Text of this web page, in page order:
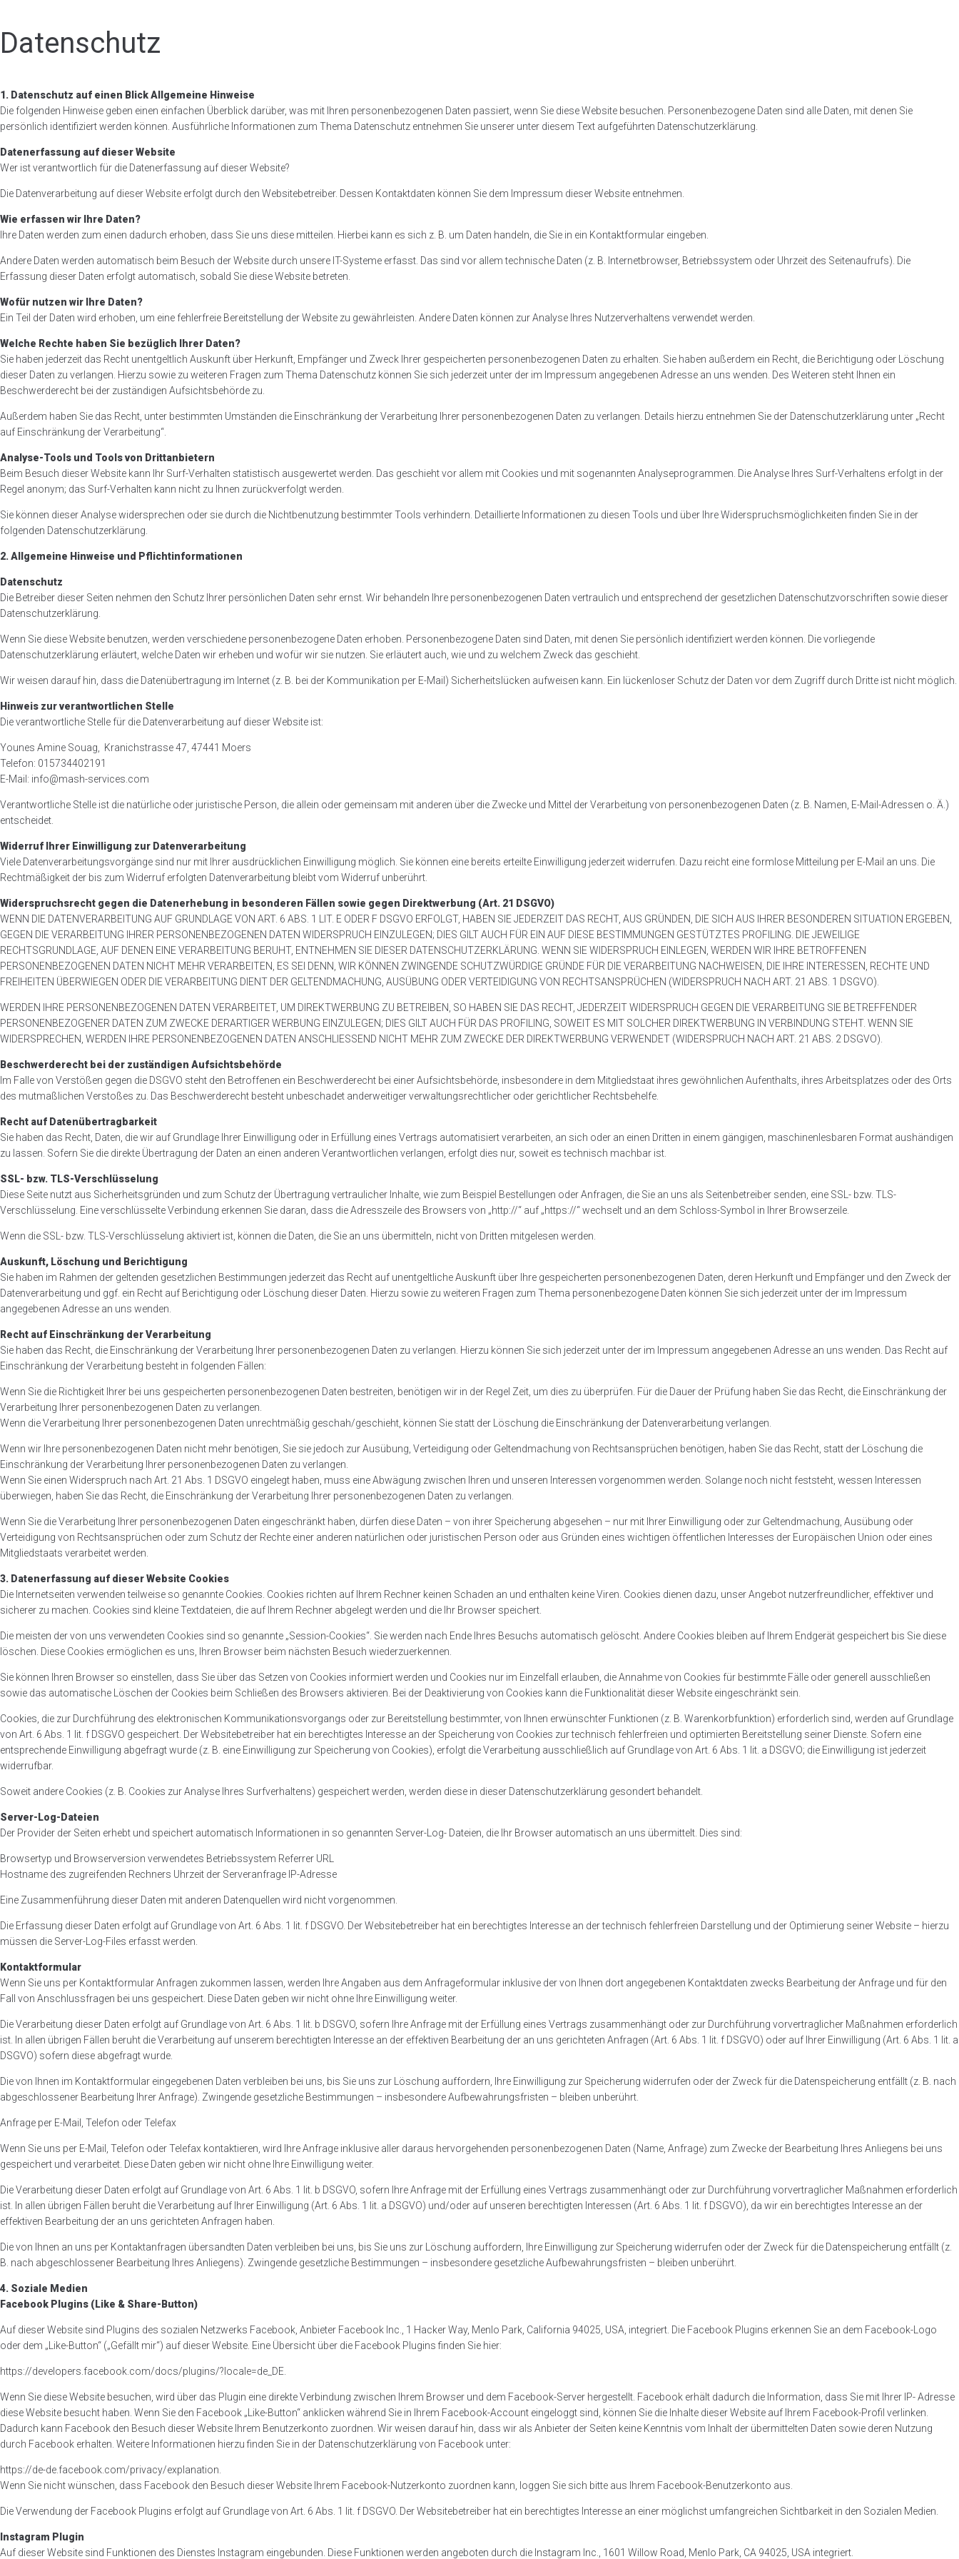
Datenschutz
1. Datenschutz auf einen Blick Allgemeine Hinweise
Die folgenden Hinweise geben einen einfachen Überblick darüber, was mit Ihren personenbezogenen Daten passiert, wenn Sie diese Website besuchen. Personenbezogene Daten sind alle Daten, mit denen Sie
persönlich identifiziert werden können. Ausführliche Informationen zum Thema Datenschutz entnehmen Sie unserer unter diesem Text aufgeführten Datenschutzerklärung.
Datenerfassung auf dieser Website
Wer ist verantwortlich für die Datenerfassung auf dieser Website?
Die Datenverarbeitung auf dieser Website erfolgt durch den Websitebetreiber. Dessen Kontaktdaten können Sie dem Impressum dieser Website entnehmen.
Wie erfassen wir Ihre Daten?
Ihre Daten werden zum einen dadurch erhoben, dass Sie uns diese mitteilen. Hierbei kann es sich z. B. um Daten handeln, die Sie in ein Kontaktformular eingeben.
Andere Daten werden automatisch beim Besuch der Website durch unsere IT-Systeme erfasst. Das sind vor allem technische Daten (z. B. Internetbrowser, Betriebssystem oder Uhrzeit des Seitenaufrufs). Die
Erfassung dieser Daten erfolgt automatisch, sobald Sie diese Website betreten.
Wofür nutzen wir Ihre Daten?
Ein Teil der Daten wird erhoben, um eine fehlerfreie Bereitstellung der Website zu gewährleisten. Andere Daten können zur Analyse Ihres Nutzerverhaltens verwendet werden.
Welche Rechte haben Sie bezüglich Ihrer Daten?
Sie haben jederzeit das Recht unentgeltlich Auskunft über Herkunft, Empfänger und Zweck Ihrer gespeicherten personenbezogenen Daten zu erhalten. Sie haben außerdem ein Recht, die Berichtigung oder Löschung
dieser Daten zu verlangen. Hierzu sowie zu weiteren Fragen zum Thema Datenschutz können Sie sich jederzeit unter der im Impressum angegebenen Adresse an uns wenden. Des Weiteren steht Ihnen ein
Beschwerderecht bei der zuständigen Aufsichtsbehörde zu.
Außerdem haben Sie das Recht, unter bestimmten Umständen die Einschränkung der Verarbeitung Ihrer personenbezogenen Daten zu verlangen. Details hierzu entnehmen Sie der Datenschutzerklärung unter „Recht
auf Einschränkung der Verarbeitung“.
Analyse-Tools und Tools von Drittanbietern
Beim Besuch dieser Website kann Ihr Surf-Verhalten statistisch ausgewertet werden. Das geschieht vor allem mit Cookies und mit sogenannten Analyseprogrammen. Die Analyse Ihres Surf-Verhaltens erfolgt in der
Regel anonym; das Surf-Verhalten kann nicht zu Ihnen zurückverfolgt werden.
Sie können dieser Analyse widersprechen oder sie durch die Nichtbenutzung bestimmter Tools verhindern. Detaillierte Informationen zu diesen Tools und über Ihre Widerspruchsmöglichkeiten finden Sie in der
folgenden Datenschutzerklärung.
2. Allgemeine Hinweise und Pflichtinformationen
Datenschutz
Die Betreiber dieser Seiten nehmen den Schutz Ihrer persönlichen Daten sehr ernst. Wir behandeln Ihre personenbezogenen Daten vertraulich und entsprechend der gesetzlichen Datenschutzvorschriften sowie dieser
Datenschutzerklärung.
Wenn Sie diese Website benutzen, werden verschiedene personenbezogene Daten erhoben. Personenbezogene Daten sind Daten, mit denen Sie persönlich identifiziert werden können. Die vorliegende
Datenschutzerklärung erläutert, welche Daten wir erheben und wofür wir sie nutzen. Sie erläutert auch, wie und zu welchem Zweck das geschieht.
Wir weisen darauf hin, dass die Datenübertragung im Internet (z. B. bei der Kommunikation per E-Mail) Sicherheitslücken aufweisen kann. Ein lückenloser Schutz der Daten vor dem Zugriff durch Dritte ist nicht möglich.
Hinweis zur verantwortlichen Stelle
Die verantwortliche Stelle für die Datenverarbeitung auf dieser Website ist:
Younes Amine Souag, Kranichstrasse 47, 47441 Moers
Telefon: 015734402191
E-Mail: info@mash-services.com
Verantwortliche Stelle ist die natürliche oder juristische Person, die allein oder gemeinsam mit anderen über die Zwecke und Mittel der Verarbeitung von personenbezogenen Daten (z. B. Namen, E-Mail-Adressen o. Ä.)
entscheidet.
Widerruf Ihrer Einwilligung zur Datenverarbeitung
Viele Datenverarbeitungsvorgänge sind nur mit Ihrer ausdrücklichen Einwilligung möglich. Sie können eine bereits erteilte Einwilligung jederzeit widerrufen. Dazu reicht eine formlose Mitteilung per E-Mail an uns. Die
Rechtmäßigkeit der bis zum Widerruf erfolgten Datenverarbeitung bleibt vom Widerruf unberührt.
Widerspruchsrecht gegen die Datenerhebung in besonderen Fällen sowie gegen Direktwerbung (Art. 21 DSGVO)
WENN DIE DATENVERARBEITUNG AUF GRUNDLAGE VON ART. 6 ABS. 1 LIT. E ODER F DSGVO ERFOLGT, HABEN SIE JEDERZEIT DAS RECHT, AUS GRÜNDEN, DIE SICH AUS IHRER BESONDEREN SITUATION ERGEBEN,
GEGEN DIE VERARBEITUNG IHRER PERSONENBEZOGENEN DATEN WIDERSPRUCH EINZULEGEN; DIES GILT AUCH FÜR EIN AUF DIESE BESTIMMUNGEN GESTÜTZTES PROFILING. DIE JEWEILIGE
RECHTSGRUNDLAGE, AUF DENEN EINE VERARBEITUNG BERUHT, ENTNEHMEN SIE DIESER DATENSCHUTZERKLÄRUNG. WENN SIE WIDERSPRUCH EINLEGEN, WERDEN WIR IHRE BETROFFENEN
PERSONENBEZOGENEN DATEN NICHT MEHR VERARBEITEN, ES SEI DENN, WIR KÖNNEN ZWINGENDE SCHUTZWÜRDIGE GRÜNDE FÜR DIE VERARBEITUNG NACHWEISEN, DIE IHRE INTERESSEN, RECHTE UND
FREIHEITEN ÜBERWIEGEN ODER DIE VERARBEITUNG DIENT DER GELTENDMACHUNG, AUSÜBUNG ODER VERTEIDIGUNG VON RECHTSANSPRÜCHEN (WIDERSPRUCH NACH ART. 21 ABS. 1 DSGVO).
WERDEN IHRE PERSONENBEZOGENEN DATEN VERARBEITET, UM DIREKTWERBUNG ZU BETREIBEN, SO HABEN SIE DAS RECHT, JEDERZEIT WIDERSPRUCH GEGEN DIE VERARBEITUNG SIE BETREFFENDER
PERSONENBEZOGENER DATEN ZUM ZWECKE DERARTIGER WERBUNG EINZULEGEN; DIES GILT AUCH FÜR DAS PROFILING, SOWEIT ES MIT SOLCHER DIREKTWERBUNG IN VERBINDUNG STEHT. WENN SIE
WIDERSPRECHEN, WERDEN IHRE PERSONENBEZOGENEN DATEN ANSCHLIESSEND NICHT MEHR ZUM ZWECKE DER DIREKTWERBUNG VERWENDET (WIDERSPRUCH NACH ART. 21 ABS. 2 DSGVO).
Beschwerderecht bei der zuständigen Aufsichtsbehörde
Im Falle von Verstößen gegen die DSGVO steht den Betroffenen ein Beschwerderecht bei einer Aufsichtsbehörde, insbesondere in dem Mitgliedstaat ihres gewöhnlichen Aufenthalts, ihres Arbeitsplatzes oder des Orts
des mutmaßlichen Verstoßes zu. Das Beschwerderecht besteht unbeschadet anderweitiger verwaltungsrechtlicher oder gerichtlicher Rechtsbehelfe.
Recht auf Datenübertragbarkeit
Sie haben das Recht, Daten, die wir auf Grundlage Ihrer Einwilligung oder in Erfüllung eines Vertrags automatisiert verarbeiten, an sich oder an einen Dritten in einem gängigen, maschinenlesbaren Format aushändigen
zu lassen. Sofern Sie die direkte Übertragung der Daten an einen anderen Verantwortlichen verlangen, erfolgt dies nur, soweit es technisch machbar ist.
SSL- bzw. TLS-Verschlüsselung
Diese Seite nutzt aus Sicherheitsgründen und zum Schutz der Übertragung vertraulicher Inhalte, wie zum Beispiel Bestellungen oder Anfragen, die Sie an uns als Seitenbetreiber senden, eine SSL- bzw. TLS-
Verschlüsselung. Eine verschlüsselte Verbindung erkennen Sie daran, dass die Adresszeile des Browsers von „http://“ auf „https://“ wechselt und an dem Schloss-Symbol in Ihrer Browserzeile.
Wenn die SSL- bzw. TLS-Verschlüsselung aktiviert ist, können die Daten, die Sie an uns übermitteln, nicht von Dritten mitgelesen werden.
Auskunft, Löschung und Berichtigung
Sie haben im Rahmen der geltenden gesetzlichen Bestimmungen jederzeit das Recht auf unentgeltliche Auskunft über Ihre gespeicherten personenbezogenen Daten, deren Herkunft und Empfänger und den Zweck der
Datenverarbeitung und ggf. ein Recht auf Berichtigung oder Löschung dieser Daten. Hierzu sowie zu weiteren Fragen zum Thema personenbezogene Daten können Sie sich jederzeit unter der im Impressum
angegebenen Adresse an uns wenden.
Recht auf Einschränkung der Verarbeitung
Sie haben das Recht, die Einschränkung der Verarbeitung Ihrer personenbezogenen Daten zu verlangen. Hierzu können Sie sich jederzeit unter der im Impressum angegebenen Adresse an uns wenden. Das Recht auf
Einschränkung der Verarbeitung besteht in folgenden Fällen:
Wenn Sie die Richtigkeit Ihrer bei uns gespeicherten personenbezogenen Daten bestreiten, benötigen wir in der Regel Zeit, um dies zu überprüfen. Für die Dauer der Prüfung haben Sie das Recht, die Einschränkung der
Verarbeitung Ihrer personenbezogenen Daten zu verlangen.
Wenn die Verarbeitung Ihrer personenbezogenen Daten unrechtmäßig geschah/geschieht, können Sie statt der Löschung die Einschränkung der Datenverarbeitung verlangen.
Wenn wir Ihre personenbezogenen Daten nicht mehr benötigen, Sie sie jedoch zur Ausübung, Verteidigung oder Geltendmachung von Rechtsansprüchen benötigen, haben Sie das Recht, statt der Löschung die
Einschränkung der Verarbeitung Ihrer personenbezogenen Daten zu verlangen.
Wenn Sie einen Widerspruch nach Art. 21 Abs. 1 DSGVO eingelegt haben, muss eine Abwägung zwischen Ihren und unseren Interessen vorgenommen werden. Solange noch nicht feststeht, wessen Interessen
überwiegen, haben Sie das Recht, die Einschränkung der Verarbeitung Ihrer personenbezogenen Daten zu verlangen.
Wenn Sie die Verarbeitung Ihrer personenbezogenen Daten eingeschränkt haben, dürfen diese Daten – von ihrer Speicherung abgesehen – nur mit Ihrer Einwilligung oder zur Geltendmachung, Ausübung oder
Verteidigung von Rechtsansprüchen oder zum Schutz der Rechte einer anderen natürlichen oder juristischen Person oder aus Gründen eines wichtigen öffentlichen Interesses der Europäischen Union oder eines
Mitgliedstaats verarbeitet werden.
3. Datenerfassung auf dieser Website Cookies
Die Internetseiten verwenden teilweise so genannte Cookies. Cookies richten auf Ihrem Rechner keinen Schaden an und enthalten keine Viren. Cookies dienen dazu, unser Angebot nutzerfreundlicher, effektiver und
sicherer zu machen. Cookies sind kleine Textdateien, die auf Ihrem Rechner abgelegt werden und die Ihr Browser speichert.
Die meisten der von uns verwendeten Cookies sind so genannte „Session-Cookies“. Sie werden nach Ende Ihres Besuchs automatisch gelöscht. Andere Cookies bleiben auf Ihrem Endgerät gespeichert bis Sie diese
löschen. Diese Cookies ermöglichen es uns, Ihren Browser beim nächsten Besuch wiederzuerkennen.
Sie können Ihren Browser so einstellen, dass Sie über das Setzen von Cookies informiert werden und Cookies nur im Einzelfall erlauben, die Annahme von Cookies für bestimmte Fälle oder generell ausschließen
sowie das automatische Löschen der Cookies beim Schließen des Browsers aktivieren. Bei der Deaktivierung von Cookies kann die Funktionalität dieser Website eingeschränkt sein.
Cookies, die zur Durchführung des elektronischen Kommunikationsvorgangs oder zur Bereitstellung bestimmter, von Ihnen erwünschter Funktionen (z. B. Warenkorbfunktion) erforderlich sind, werden auf Grundlage
von Art. 6 Abs. 1 lit. f DSGVO gespeichert. Der Websitebetreiber hat ein berechtigtes Interesse an der Speicherung von Cookies zur technisch fehlerfreien und optimierten Bereitstellung seiner Dienste. Sofern eine
entsprechende Einwilligung abgefragt wurde (z. B. eine Einwilligung zur Speicherung von Cookies), erfolgt die Verarbeitung ausschließlich auf Grundlage von Art. 6 Abs. 1 lit. a DSGVO; die Einwilligung ist jederzeit
widerrufbar.
Soweit andere Cookies (z. B. Cookies zur Analyse Ihres Surfverhaltens) gespeichert werden, werden diese in dieser Datenschutzerklärung gesondert behandelt.
Server-Log-Dateien
Der Provider der Seiten erhebt und speichert automatisch Informationen in so genannten Server-Log- Dateien, die Ihr Browser automatisch an uns übermittelt. Dies sind:
Browsertyp und Browserversion verwendetes Betriebssystem Referrer URL
Hostname des zugreifenden Rechners Uhrzeit der Serveranfrage IP-Adresse
Eine Zusammenführung dieser Daten mit anderen Datenquellen wird nicht vorgenommen.
Die Erfassung dieser Daten erfolgt auf Grundlage von Art. 6 Abs. 1 lit. f DSGVO. Der Websitebetreiber hat ein berechtigtes Interesse an der technisch fehlerfreien Darstellung und der Optimierung seiner Website – hierzu
müssen die Server-Log-Files erfasst werden.
Kontaktformular
Wenn Sie uns per Kontaktformular Anfragen zukommen lassen, werden Ihre Angaben aus dem Anfrageformular inklusive der von Ihnen dort angegebenen Kontaktdaten zwecks Bearbeitung der Anfrage und für den
Fall von Anschlussfragen bei uns gespeichert. Diese Daten geben wir nicht ohne Ihre Einwilligung weiter.
Die Verarbeitung dieser Daten erfolgt auf Grundlage von Art. 6 Abs. 1 lit. b DSGVO, sofern Ihre Anfrage mit der Erfüllung eines Vertrags zusammenhängt oder zur Durchführung vorvertraglicher Maßnahmen erforderlich
ist. In allen übrigen Fällen beruht die Verarbeitung auf unserem berechtigten Interesse an der effektiven Bearbeitung der an uns gerichteten Anfragen (Art. 6 Abs. 1 lit. f DSGVO) oder auf Ihrer Einwilligung (Art. 6 Abs. 1 lit. a
DSGVO) sofern diese abgefragt wurde.
Die von Ihnen im Kontaktformular eingegebenen Daten verbleiben bei uns, bis Sie uns zur Löschung auffordern, Ihre Einwilligung zur Speicherung widerrufen oder der Zweck für die Datenspeicherung entfällt (z. B. nach
abgeschlossener Bearbeitung Ihrer Anfrage). Zwingende gesetzliche Bestimmungen – insbesondere Aufbewahrungsfristen – bleiben unberührt.
Anfrage per E-Mail, Telefon oder Telefax
Wenn Sie uns per E-Mail, Telefon oder Telefax kontaktieren, wird Ihre Anfrage inklusive aller daraus hervorgehenden personenbezogenen Daten (Name, Anfrage) zum Zwecke der Bearbeitung Ihres Anliegens bei uns
gespeichert und verarbeitet. Diese Daten geben wir nicht ohne Ihre Einwilligung weiter.
Die Verarbeitung dieser Daten erfolgt auf Grundlage von Art. 6 Abs. 1 lit. b DSGVO, sofern Ihre Anfrage mit der Erfüllung eines Vertrags zusammenhängt oder zur Durchführung vorvertraglicher Maßnahmen erforderlich
ist. In allen übrigen Fällen beruht die Verarbeitung auf Ihrer Einwilligung (Art. 6 Abs. 1 lit. a DSGVO) und/oder auf unseren berechtigten Interessen (Art. 6 Abs. 1 lit. f DSGVO), da wir ein berechtigtes Interesse an der
effektiven Bearbeitung der an uns gerichteten Anfragen haben.
Die von Ihnen an uns per Kontaktanfragen übersandten Daten verbleiben bei uns, bis Sie uns zur Löschung auffordern, Ihre Einwilligung zur Speicherung widerrufen oder der Zweck für die Datenspeicherung entfällt (z.
B. nach abgeschlossener Bearbeitung Ihres Anliegens). Zwingende gesetzliche Bestimmungen – insbesondere gesetzliche Aufbewahrungsfristen – bleiben unberührt.
4. Soziale Medien
Facebook Plugins (Like & Share-Button)
Auf dieser Website sind Plugins des sozialen Netzwerks Facebook, Anbieter Facebook Inc., 1 Hacker Way, Menlo Park, California 94025, USA, integriert. Die Facebook Plugins erkennen Sie an dem Facebook-Logo
oder dem „Like-Button“ („Gefällt mir“) auf dieser Website. Eine Übersicht über die Facebook Plugins finden Sie hier:
https://developers.facebook.com/docs/plugins/?locale=de_DE.
Wenn Sie diese Website besuchen, wird über das Plugin eine direkte Verbindung zwischen Ihrem Browser und dem Facebook-Server hergestellt. Facebook erhält dadurch die Information, dass Sie mit Ihrer IP- Adresse
diese Website besucht haben. Wenn Sie den Facebook „Like-Button“ anklicken während Sie in Ihrem Facebook-Account eingeloggt sind, können Sie die Inhalte dieser Website auf Ihrem Facebook-Profil verlinken.
Dadurch kann Facebook den Besuch dieser Website Ihrem Benutzerkonto zuordnen. Wir weisen darauf hin, dass wir als Anbieter der Seiten keine Kenntnis vom Inhalt der übermittelten Daten sowie deren Nutzung
durch Facebook erhalten. Weitere Informationen hierzu finden Sie in der Datenschutzerklärung von Facebook unter:
https://de-de.facebook.com/privacy/explanation.
Wenn Sie nicht wünschen, dass Facebook den Besuch dieser Website Ihrem Facebook-Nutzerkonto zuordnen kann, loggen Sie sich bitte aus Ihrem Facebook-Benutzerkonto aus.
Die Verwendung der Facebook Plugins erfolgt auf Grundlage von Art. 6 Abs. 1 lit. f DSGVO. Der Websitebetreiber hat ein berechtigtes Interesse an einer möglichst umfangreichen Sichtbarkeit in den Sozialen Medien.
Instagram Plugin
Auf dieser Website sind Funktionen des Dienstes Instagram eingebunden. Diese Funktionen werden angeboten durch die Instagram Inc., 1601 Willow Road, Menlo Park, CA 94025, USA integriert.